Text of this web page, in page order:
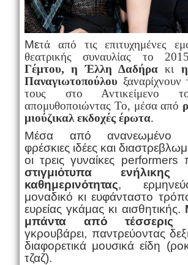
Μετά από τις επιτυχημένες
θεατρικής συναυλίας το
Γέμτου, η Έλλη Δαδήρακι
Παναγιωτοπούλουξαναρίχνουν
τους στο Αντικείμενο
απομυθοποιώντας Το, μέσα από
μιούζικαλ εκδοχές έρωτα.
Μέσα από ανανεωμένο
φρέσκιες ιδέες και
οι τρεις γυναίκες performers
στιγμιότυπα ενήλικης
καθημερινότητας,
μοναδικό κι ευφάνταστο
ευρείας γκάμας κι αισθητικής.
μπάντα από τέσσερις
γκρουβάρει, παντρεύοντας
διαφορετικά μουσικά είδη
τζαζ).